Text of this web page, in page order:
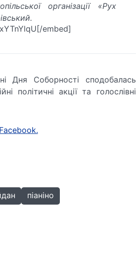
організації «Рух
embed]
Дня Соборності сподобалась
політичні акції та голослівні
Facebook.
піаніно